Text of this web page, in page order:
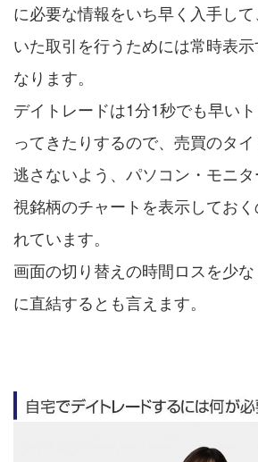
に必要な情報をいち早く入手し
いた取引を行うためには常時表
なります。
デイトレードは1分1秒でも早い
ってきたりするので、売買のタ
逃さないよう、パソコン・モニ
視銘柄のチャートを表示してお
れています。
画面の切り替えの時間ロスを少
に直結するとも言えます。